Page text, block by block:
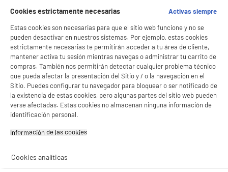
Rechazar todas
DEPOT
y sus socios utilizan cookies que procesan tus datos personales para:
- compartir contenido adaptado a tus preferencias
Cookies estrictamente necesarias
Activas siempre
Estas cookies son necesarias para que el sitio web funcione y no se
pueden desactivar en nuestros sistemas. Por ejemplo, estas cookies
estrictamente necesarias te permitirán acceder a tu área de cliente,
mantener activa tu sesión mientras navegas o administrar tu carrito de
compras. También nos permitirán detectar cualquier problema técnico
que pueda afectar la presentación del Sitio y / o la navegación en el
Sitio. Puedes configurar tu navegador para bloquear o ser notificado de
la existencia de estas cookies, pero algunas partes del sitio web pueden
verse afectadas. Estas cookies no almacenan ninguna información de
identificación personal.
Información de las cookies‎
Cookies analíticas